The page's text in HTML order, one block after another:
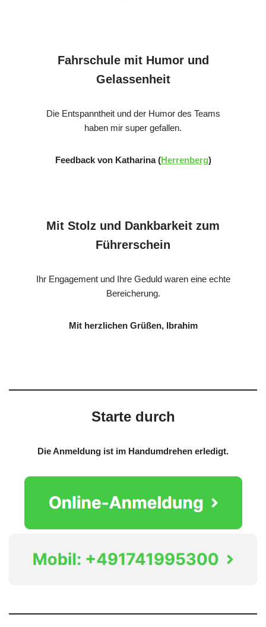
Fahrschule mit Humor und
Gelassenheit
Die Entspanntheit und der Humor des Teams
haben mir super gefallen.
Feedback von Katharina (Herrenberg)
Mit Stolz und Dankbarkeit zum
Führerschein
Ihr Engagement und Ihre Geduld waren eine echte
Bereicherung.
Mit herzlichen Grüßen, Ibrahim
Starte durch
Die Anmeldung ist im Handumdrehen erledigt.